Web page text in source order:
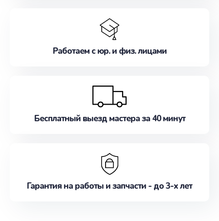
Работаем с юр. и физ. лицами
Бесплатный выезд мастера за 40 минут
Гарантия на работы и запчасти - до 3-х лет